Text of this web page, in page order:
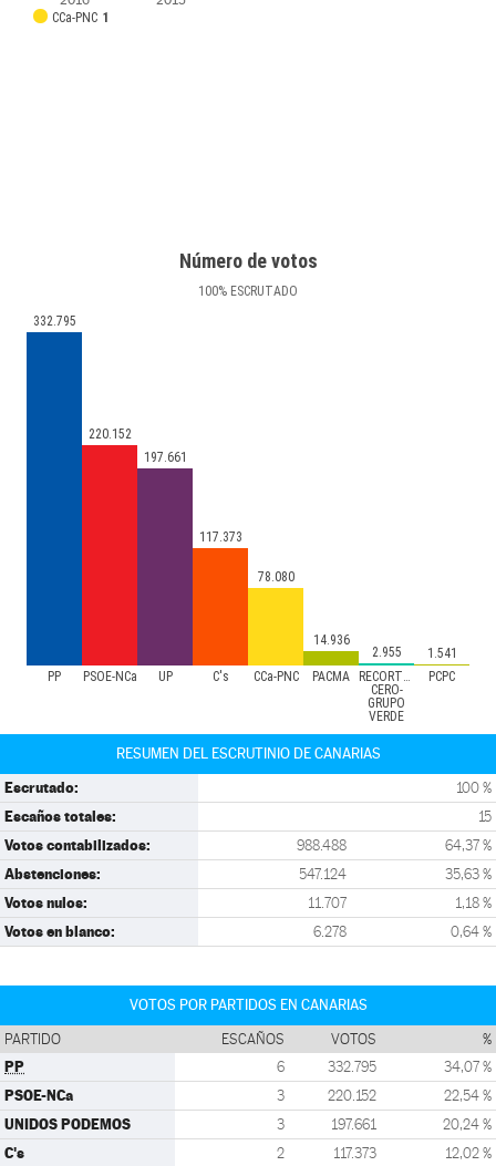
CCa-PNC 1
Número de votos
100% ESCRUTADO
PP PSOE-NCa UP C's CCa-PNC PACMA
RECORTES
CERO-
GRUPO
VERDE
PCPC
332.795
220.152
197.661
117.373
78.080
14.936
2.955 1.541
RESUMEN DEL ESCRUTINIO DE CANARIAS
Escrutado: 100 %
Escaños totales: 15
Votos contabilizados: 988.488 64,37 %
Abstenciones: 547.124 35,63 %
Votos nulos: 11.707 1,18 %
Votos en blanco: 6.278 0,64 %
VOTOS POR PARTIDOS EN CANARIAS
PARTIDO ESCAÑOS VOTOS %
PP 6 332.795 34,07 %
PSOE-NCa 3 220.152 22,54 %
UNIDOS PODEMOS 3 197.661 20,24 %
C's 2 117.373 12,02 %